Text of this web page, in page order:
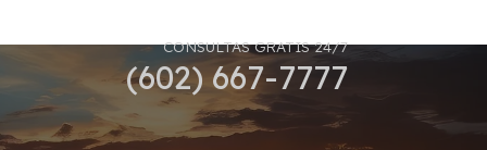
CONSULTAS GRATIS 24/7
(602) 667-7777